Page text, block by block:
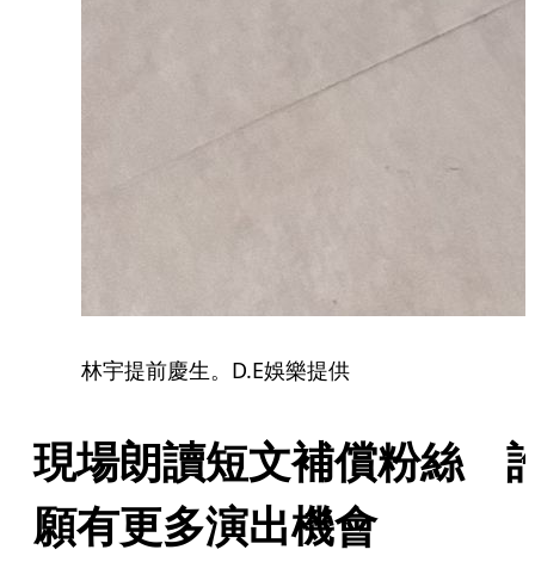
林宇提前慶生。D.E娛樂提供
現場朗讀短文補償粉絲
願有更多演出機會